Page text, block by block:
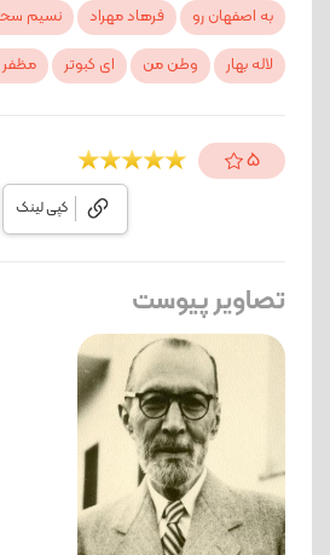
به اصفهان رو
فرهاد مهراد نسیم
لاله بهار
وطن من ای کبوتر
5
کپی لینک
تصاویر پیوست